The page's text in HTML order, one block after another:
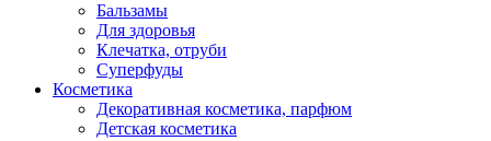
Бальзамы
Для здоровья
Клечатка, отруби
Суперфуды
Косметика
Декоративная косметика, парфюм
Детская косметика